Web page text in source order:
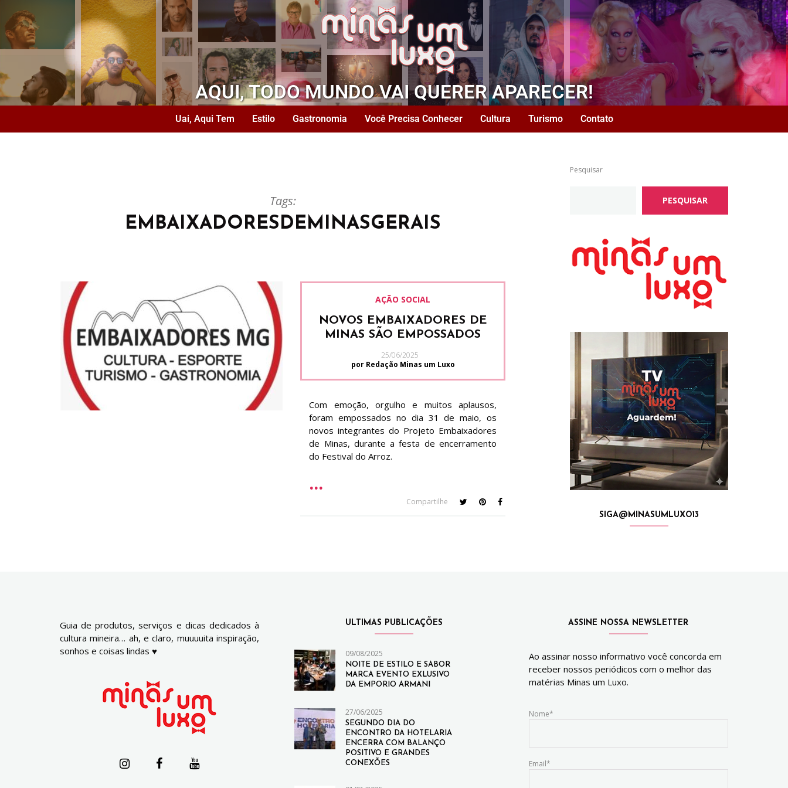
AQUI, TODO MUNDO VAI QUERER APARECER!
Uai, Aqui Tem Estilo Gastronomia Você Precisa Conhecer Cultura Turismo Contato
Tags:
EMBAIXADORESDEMINASGERAIS
AÇÃO SOCIAL
NOVOS EMBAIXADORES DE
MINAS SÃO EMPOSSADOS
25/06/2025
por Redação Minas um Luxo
Com emoção, orgulho e muitos aplausos,
foram empossados no dia 31 de maio, os
novos integrantes do Projeto Embaixadores
de Minas, durante a festa de encerramento
do Festival do Arroz.
Compartilhe
Pesquisar
PESQUISAR
SIGA@MINASUMLUXO13
Guia de produtos, serviços e dicas dedicados à
cultura mineira… ah, e claro, muuuuita inspiração,
sonhos e coisas lindas ♥
ULTIMAS PUBLICAÇÕES
09/08/2025
NOITE DE ESTILO E SABOR
MARCA EVENTO EXLUSIVO
DA EMPORIO ARMANI
27/06/2025
SEGUNDO DIA DO
ENCONTRO DA HOTELARIA
ENCERRA COM BALANÇO
POSITIVO E GRANDES
CONEXÕES
ASSINE NOSSA NEWSLETTER
Ao assinar nosso informativo você concorda em
receber nossos periódicos com o melhor das
matérias Minas um Luxo.
Nome*
Email*